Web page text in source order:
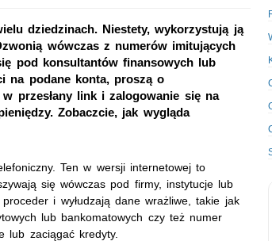
dziedzinach. Niestety, wykorzystują ją
wówczas z numerów imitujących
pod konsultantów finansowych lub
na podane konta, proszą o
przesłany link i zalogowanie się na
Zobaczcie, jak wygląda
Ten w wersji internetowej to
się wówczas pod firmy, instytucje lub
i wyłudzają dane wrażliwe, takie jak
lub bankomatowych czy też numer
lub zaciągać kredyty.